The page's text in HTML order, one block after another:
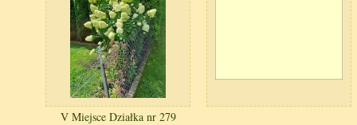
V Miejsce Działka nr 279